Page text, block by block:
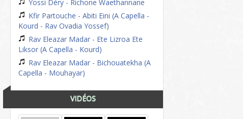
Yossi Déry - Richone Waethannane
Kfir Partouche - Abiti Eini (A Capella -
Kourd - Rav Ovadia Yossef)
Rav Eleazar Madar - Ete Lizroa Ete
Liksor (A Capella - Kourd)
Rav Eleazar Madar - Bichouatekha (A
Capella - Mouhayar)
VIDÉOS